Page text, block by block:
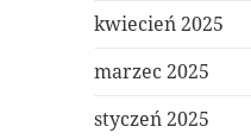
kwiecień 2025
marzec 2025
styczeń 2025